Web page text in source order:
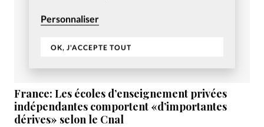
Personnaliser
OK, J'ACCEPTE TOUT
France: Les écoles d’enseignement privées
indépendantes comportent «d’importantes
dérives» selon le Cnal